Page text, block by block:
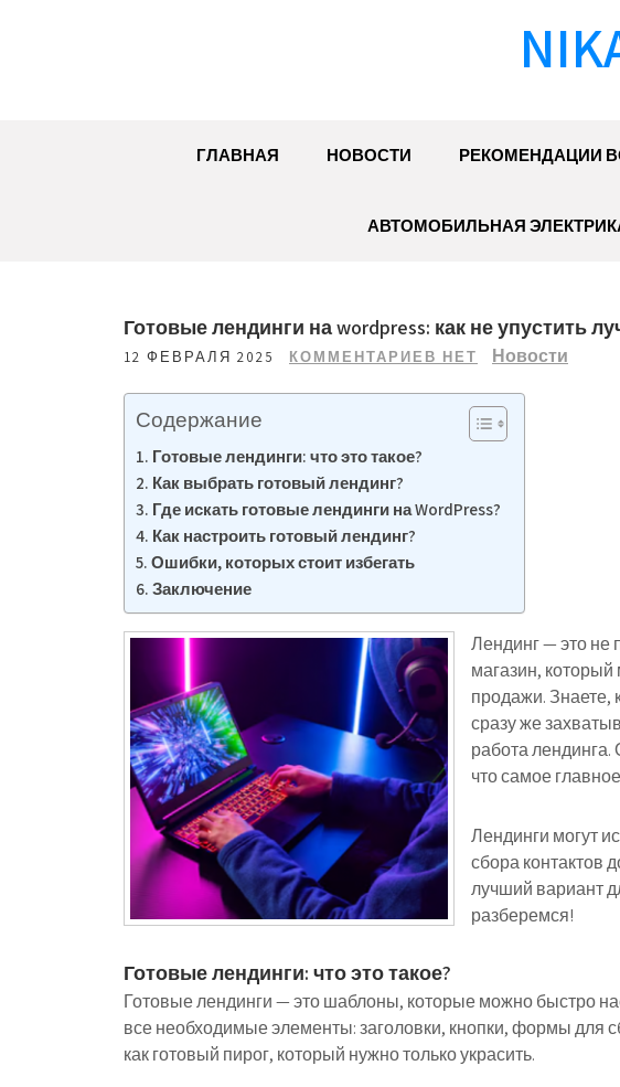
ГЛАВНАЯ НОВОСТИ РЕКОМЕНДАЦИИ
АВТОМОБИЛЬНАЯ
Готовые лендинги на wordpress: как не упустить
12 ФЕВРАЛЯ 2025 КОММЕНТАРИЕВ НЕТ Новости
Содержание
Готовые лендинги: что это такое?
Как выбрать готовый лендинг?
Где искать готовые лендинги на WordPress?
Как настроить готовый лендинг?
Ошибки, которых стоит избегать
Заключение
Лендинг — это не
магазин, который
продажи. Знаете,
сразу же
работа
что самое
Лендинги могут
сбора контактов
лучший вариант
разберемся!
Готовые лендинги: что это такое?
Готовые лендинги — это шаблоны, которые можно быстро
все необходимые элементы: заголовки, кнопки, формы для
как готовый пирог, который нужно только украсить.